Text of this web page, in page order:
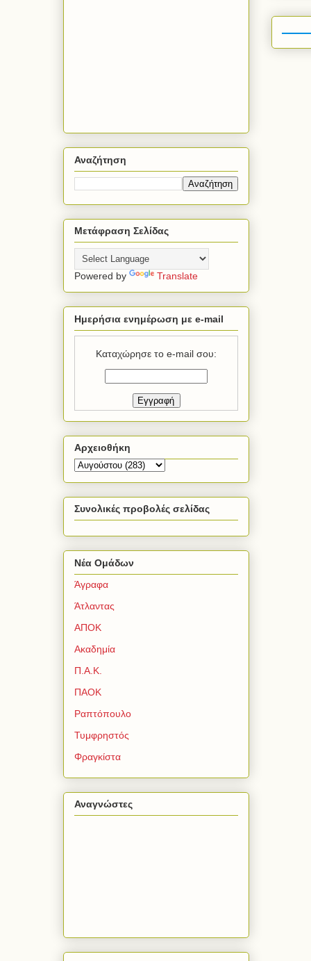
Αναζήτηση
Μετάφραση Σελίδας
Powered by Translate
Ημερήσια ενημέρωση με e-mail
Καταχώρησε το e-mail σου:
Αρχειοθήκη
Συνολικές προβολές σελίδας
Νέα Ομάδων
Άγραφα
Άτλαντας
ΑΠΟΚ
Ακαδημία
Π.Α.Κ.
ΠΑΟΚ
Ραπτόπουλο
Τυμφρηστός
Φραγκίστα
Αναγνώστες